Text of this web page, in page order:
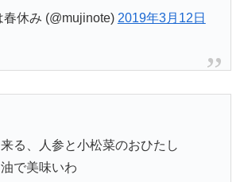
休み (@mujinote) 2019年3月12日
る、人参と小松菜のおひたし
で美味いわ